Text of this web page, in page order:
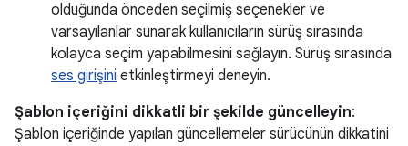
olduğunda önceden seçilmiş seçenekler ve
varsayılanlar sunarak kullanıcıların sürüş sırasında
kolayca seçim yapabilmesini sağlayın. Sürüş sırasında
ses girişini etkinleştirmeyi deneyin.
Şablon içeriğini dikkatli bir şekilde güncelleyin:
Şablon içeriğinde yapılan güncellemeler sürücünün dikkatini